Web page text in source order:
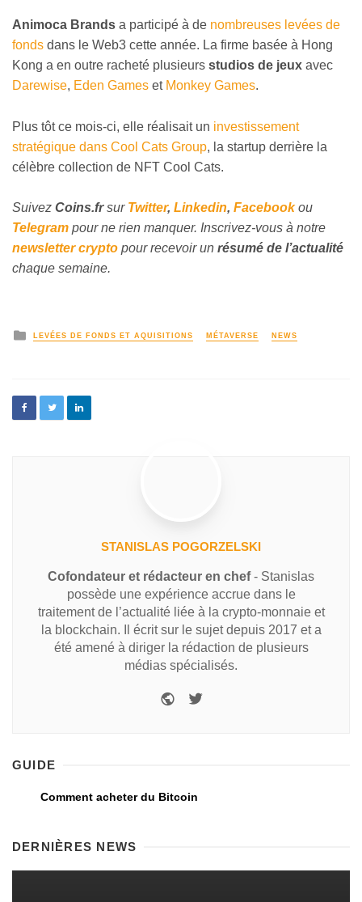
Animoca Brands a participé à de nombreuses levées de
fonds dans le Web3 cette année. La firme basée à Hong
Kong a en outre racheté plusieurs studios de jeux avec
Darewise, Eden Games et Monkey Games.
Plus tôt ce mois-ci, elle réalisait un investissement
stratégique dans Cool Cats Group, la startup derrière la
célèbre collection de NFT Cool Cats.
Suivez Coins.frsur Twitter, Linkedin, Facebookou
Telegram pour ne rien manquer. Inscrivez-vous à notre
newsletter crypto pour recevoir un résumé de l’actualité
chaque semaine.
LEVÉES DE FONDS ET AQUISITIONS MÉTAVERSE NEWS
STANISLAS POGORZELSKI
Cofondateur et rédacteur en chef- Stanislas
possède une expérience accrue dans le
traitement de l’actualité liée à la crypto-monnaie et
la blockchain. Il écrit sur le sujet depuis 2017 et a
été amené à diriger la rédaction de plusieurs
médias spécialisés.
GUIDE
Comment acheter du Bitcoin
DERNIÈRES NEWS